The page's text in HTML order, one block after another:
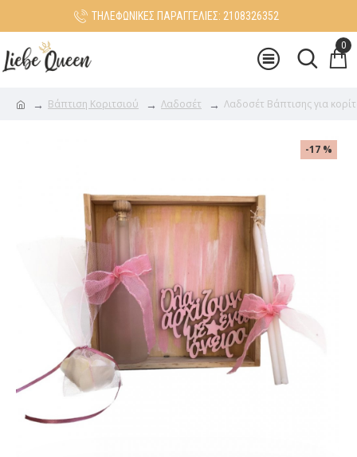
ΤΗΛΕΦΩΝΙΚΕΣ ΠΑΡΑΓΓΕΛΙΕΣ: 2108326352
0
Βάπτιση Κοριτσιού Λαδοσέτ Λαδοσέτ Βάπτισης για
-17 %